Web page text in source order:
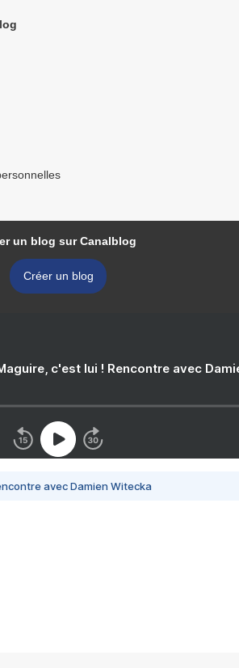
un blog sur Canalblog
Créer un blog
c'est lui ! Rencontre avec
avec Damien Witecka